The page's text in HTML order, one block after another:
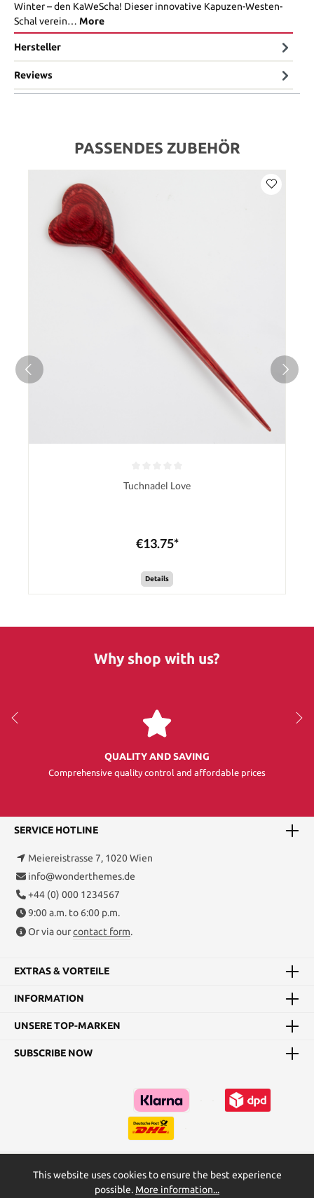
Winter – den KaWeScha! Dieser innovative Kapuzen-Westen-
Schal verein… More
Hersteller
Reviews
PASSENDES ZUBEHÖR
Tuchnadel Love
€13.75*
Details
Why shop with us?
QUALITY AND SAVING
Comprehensive quality control and affordable prices
SERVICE HOTLINE
Meiereistrasse 7, 1020 Wien
info@wonderthemes.de
+44 (0) 000 1234567
9:00 a.m. to 6:00 p.m.
Or via ourcontact form.
EXTRAS & VORTEILE
INFORMATION
UNSERE TOP-MARKEN
SUBSCRIBE NOW
Kataloge Maßtabellen & Grundanleitungen
This website uses cookies to ensure the best experience
possible. More information...